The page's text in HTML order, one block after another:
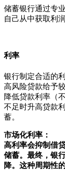
储蓄银行通过专
自己从中获取利
利率
银行制定合适的
高风险贷款给予
降低贷款利率（
不足时升高贷款
蓄。
市场化利率：
高利率会抑制借
储蓄。最终，银
降。这种周期性